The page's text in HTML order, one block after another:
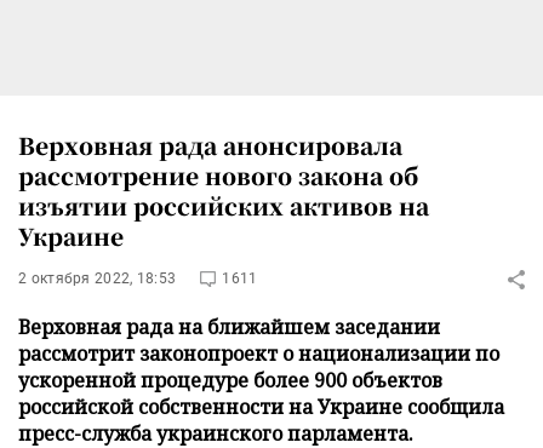
Верховная рада анонсировала
рассмотрение нового закона об
изъятии российских активов на
Украине
2 октября 2022, 18:53 1611
Верховная рада на ближайшем заседании
рассмотрит законопроект о национализации по
ускоренной процедуре более 900 объектов
российской собственности на Украине сообщила
пресс-служба украинского парламента.